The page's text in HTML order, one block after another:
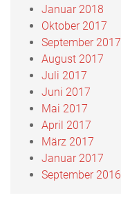
Januar 2018
Oktober 2017
September 2017
August 2017
Juli 2017
Juni 2017
Mai 2017
April 2017
März 2017
Januar 2017
September 2016